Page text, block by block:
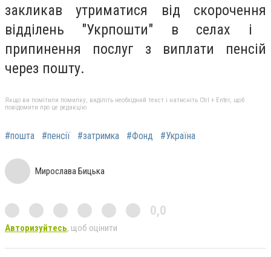
закликавутриматися від скорочення
відділень "Укрпошти" в селах і
припинення послуг з виплати пенсій
через пошту.
Якщо ви помітили помилку, виділіть необхідний текст і натисніть Ctrl + Enter, щоб
повідомити про це редакцію
#пошта #пенсії #затримка #Фонд #Україна
Мирослава Бицька
0,0
Авторизуйтесь, щоб оцінити